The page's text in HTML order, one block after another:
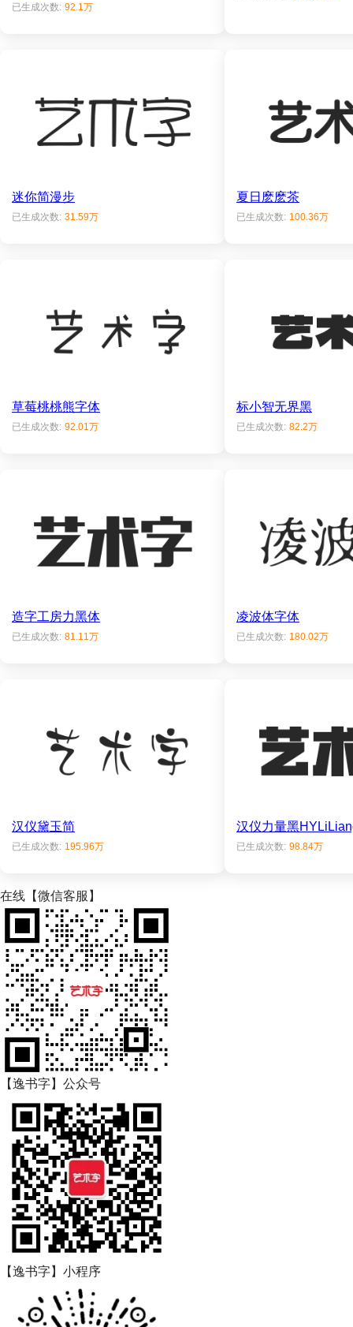
已生成次数: 92.1万
迷你简漫步
已生成次数: 31.59万
夏日麽麽茶
已生成次数: 100.36万
草莓桃桃熊字体
已生成次数: 92.01万
标小智无界黑
已生成次数: 82.2万
造字工房力黑体
已生成次数: 81.11万
凌波体字体
已生成次数: 180.02万
汉仪黛玉简
已生成次数: 195.96万
汉仪力量黑
已生成次数: 98.84万
在线【微信客服】
【逸书字】公众号
【逸书字】小程序